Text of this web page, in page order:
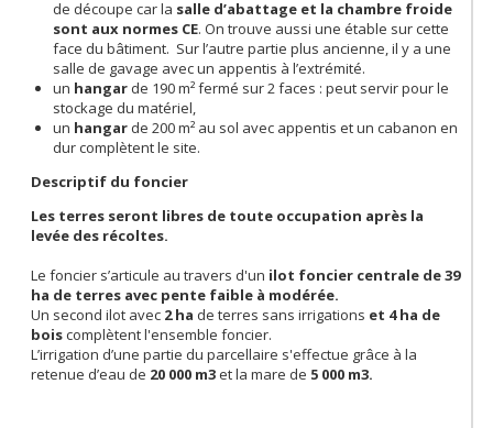
de découpe car la salle d’abattage et la chambre froide
sont aux normes CE. On trouve aussi une étable sur cette
face du bâtiment. Sur l’autre partie plus ancienne, il y a une
salle de gavage avec un appentis à l’extrémité.
un hangar de 190 m² fermé sur 2 faces : peut servir pour le
stockage du matériel,
un hangar de 200 m² au sol avec appentis et un cabanon en
dur complètent le site.
Descriptif du foncier
Les terres seront libres de toute occupation après la
levée des récoltes.
Le foncier s’articule au travers d'un ilot foncier centrale de39
ha de terres avec pente faible à modérée.
Un second ilot avec 2 ha de terres sans irrigations et 4 ha de
boiscomplètent l'ensemble foncier.
L’irrigation d’une partie du parcellaire s'effectue grâce à la
retenue d’eau de 20 000 m3et la mare de 5 000 m3.